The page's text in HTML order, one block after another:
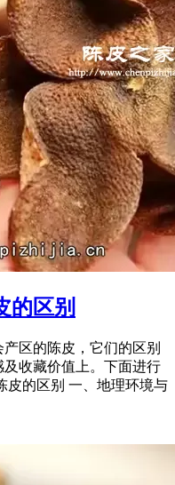
的区别
区的陈皮，它们的区别
收藏价值上。下面进行
皮的区别 一、地理环境与